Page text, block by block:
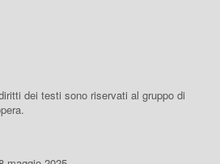
dei testi sono riservati al gruppo di